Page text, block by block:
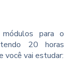
para o
20 horas
você vai estudar: